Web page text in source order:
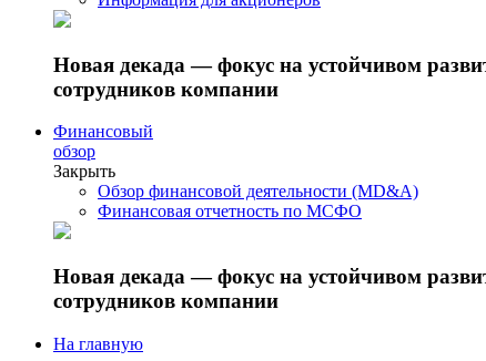
Новая декада — фокус на устойчивом
сотрудников компании
Финансовый
обзор
Закрыть
Обзор финансовой деятельности (MD&A)
Финансовая отчетность по МСФО
Новая декада — фокус на устойчивом
сотрудников компании
На главную